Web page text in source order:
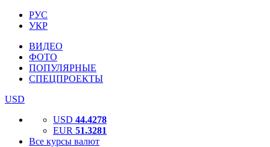
РУС
УКР
ВИДЕО
ФОТО
ПОПУЛЯРНЫЕ
СПЕЦПРОЕКТЫ
USD
USD 44.4278
EUR 51.3281
Все курсы валют